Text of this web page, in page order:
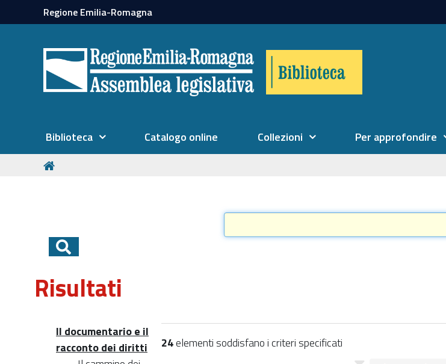
Regione Emilia-Romagna
Biblioteca Catalogo online Collezioni Per approfondire
Risultati
24elementi soddisfano i criteri specificati
Il documentario e il
racconto dei diritti